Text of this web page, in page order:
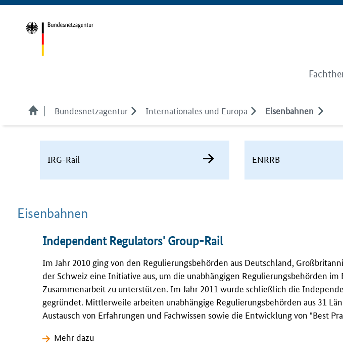
Bundesnetzagentur Internationales und Europa Eisenbahnen
IRG-Rail ENRRB
Ei­sen­bah­nen
Independent Regulators' Group-Rail
Im Jahr 2010 ging von den Regulierungsbehörden aus Deutschland,
der Schweiz eine Initiative aus, um die unabhängigen Regulierungsbehörden
Zusammenarbeit zu unterstützen. Im Jahr 2011 wurde schließlich die
gegründet. Mittlerweile arbeiten unabhängige Regulierungsbehörden aus 31
Austausch von Erfahrungen und Fachwissen sowie die Entwicklung von "Best
Mehr dazu